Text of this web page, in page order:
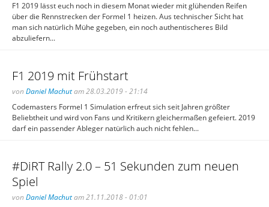
F1 2019 lässt euch noch in diesem Monat wieder mit glühenden Reifen
über die Rennstrecken der Formel 1 heizen. Aus technischer Sicht hat
man sich natürlich Mühe gegeben, ein noch authentischeres Bild
abzuliefern...
F1 2019 mit Frühstart
von Daniel Machutam 28.03.2019 - 21:14
Codemasters Formel 1 Simulation erfreut sich seit Jahren größter
Beliebtheit und wird von Fans und Kritikern gleichermaßen gefeiert. 2019
darf ein passender Ableger natürlich auch nicht fehlen...
#DiRT Rally 2.0 – 51 Sekunden zum neuen
Spiel
von Daniel Machutam 21.11.2018 - 01:01